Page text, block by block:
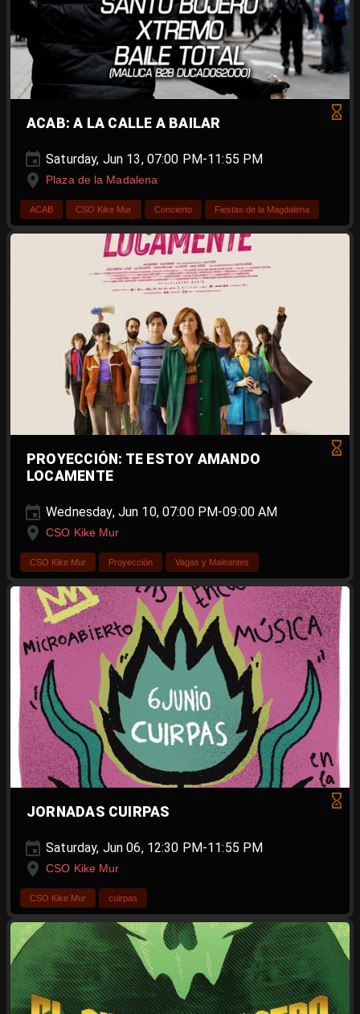
ACAB: A LA CALLE A BAILAR
Saturday, Jun 13, 07:00 PM-11:55 PM
Plaza de la Madalena
ACAB CSO Kike Mur Concierto Fiestas de la Magdalena
PROYECCIÓN: TE ESTOY AMANDO
LOCAMENTE
Wednesday, Jun 10, 07:00 PM-09:00 AM
CSO Kike Mur
CSO Kike Mur Proyección Vagas y Maleantes
JORNADAS CUIRPAS
Saturday, Jun 06, 12:30 PM-11:55 PM
CSO Kike Mur
CSO Kike Mur cuirpas